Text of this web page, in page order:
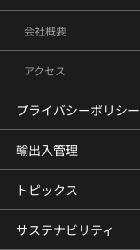
会社概要
アクセス
プライバシーポリシー
輸出入管理
トピックス
サステナビリティ